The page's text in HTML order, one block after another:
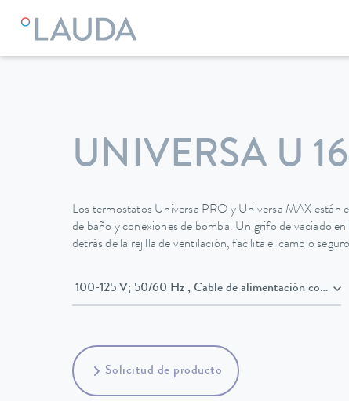
LAUDA Equipos de termorregulación
UNIVERSA U
Los termostatos Universa PRO y Universa MAX están
de baño y conexiones de bomba. Un grifo de vaciado
detrás de la rejilla de ventilación, facilita el cambio
100-125 V; 50/60 Hz , Cable de
Solicitud de producto